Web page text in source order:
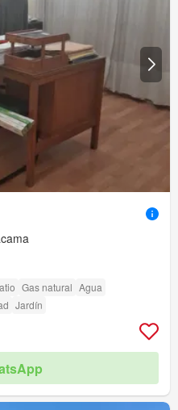
Gas natural Agua
Jardín